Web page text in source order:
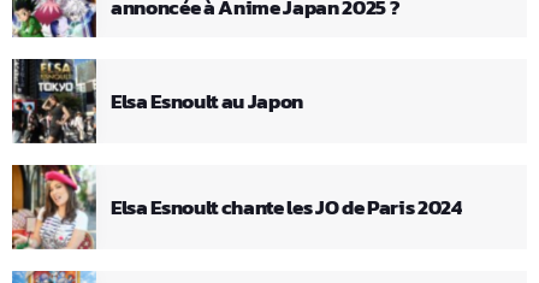
annoncée à Anime Japan 2025 ?
Elsa Esnoult au Japon
Elsa Esnoult chante les JO de Paris 2024